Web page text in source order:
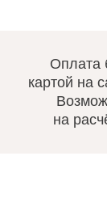
Оплата
картой на
на